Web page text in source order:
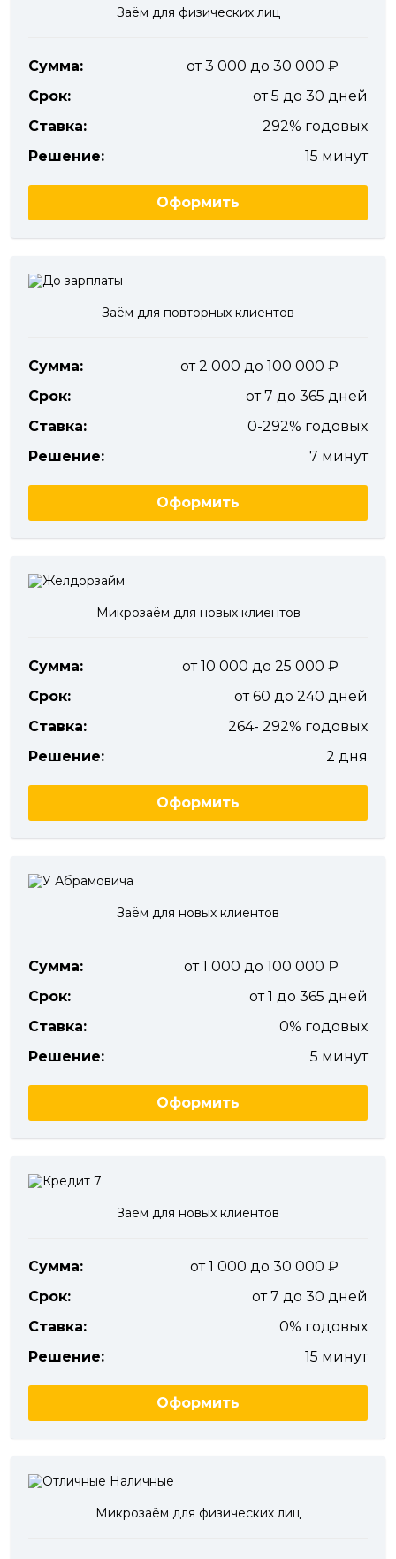
Заём для физических лиц
Сумма:
от 3 000 до 30 000
Срок:
от 5 до 30 дней
Ставка:
292% годовых
Решение:
15 минут
Оформить
Заём для повторных клиентов
Сумма:
от 2 000 до 100 000
Срок:
от 7 до 365 дней
Ставка:
0-292% годовых
Решение:
7 минут
Оформить
Микрозаём для новых клиентов
Сумма:
от 10 000 до 25 000
Срок:
от 60 до 240 дней
Ставка:
264- 292% годовых
Решение:
2 дня
Оформить
Заём для новых клиентов
Сумма:
от 1 000 до 100 000
Срок:
от 1 до 365 дней
Ставка:
0% годовых
Решение:
5 минут
Оформить
Заём для новых клиентов
Сумма:
от 1 000 до 30 000
Срок:
от 7 до 30 дней
Ставка:
0% годовых
Решение:
15 минут
Оформить
Микрозаём для физических лиц